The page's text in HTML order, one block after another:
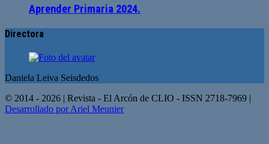
Aprender Primaria 2024.
Directora
Daniela Leiva Seisdedos
© 2014 - 2026 | Revista - El Arcón de CLIO - ISSN 2718-7969 |
Desarrollado por Ariel Meunier